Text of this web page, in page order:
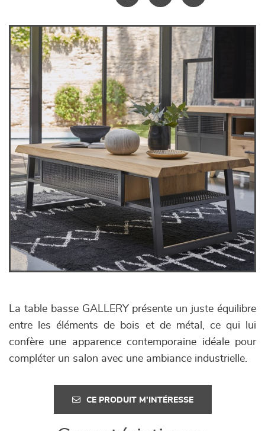
décoration
La table basse GALLERY présente un juste équilibre
entre les éléments de bois et de métal, ce qui lui
confère une apparence contemporaine idéale pour
compléter un salon avec une ambiance industrielle.
CE PRODUIT M'INTÉRESSE